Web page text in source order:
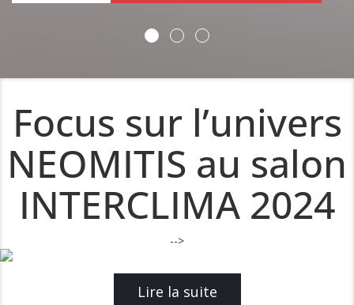
Focus sur l’univers
NEOMITIS au salon
INTERCLIMA 2024
-->
Lire la suite